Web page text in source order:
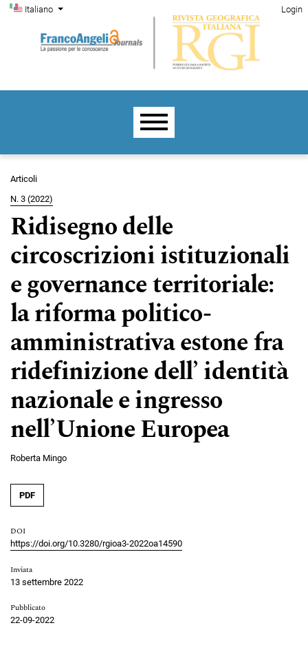
Salta al menu principale di navigazione
Salta al contenuto principale
Salta al piè di pagina del sito
Cambia la lingua. La lingua corrente è:
Italiano
Menu di amministrazione Login
Menu principale
Articoli
N. 3 (2022)
Ridisegno delle
circoscrizioni istituzionali
e governance territoriale:
la riforma politico-
amministrativa estone fra
ridefinizione dell’ identità
nazionale e ingresso
nell’Unione Europea
Roberta Mingo
PDF
DOI
https://doi.org/10.3280/rgioa3-2022oa14590
Inviata
13 settembre 2022
Pubblicato
22-09-2022